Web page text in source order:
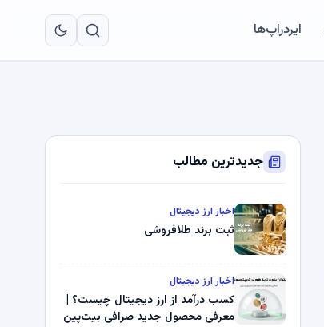
ایردراپ‌ها
جدیدترین مطالب
اخبار ارز دیجیتال
ثبت برند طلافروشی
اخبار ارز دیجیتال
کسب درآمد از ارز دیجیتال چیست؟ |
معرفی محصول جدید صرافی بیت‌پین